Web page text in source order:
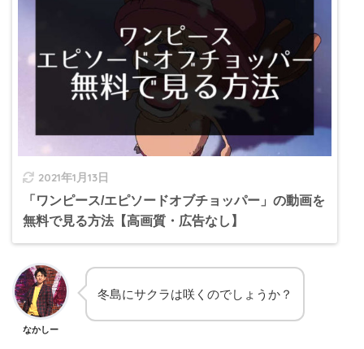
2021年1月13日
「ワンピース/エピソードオブチョッパー」の動画を
無料で見る方法【高画質・広告なし】
なかしー
冬島にサクラは咲くのでしょうか？